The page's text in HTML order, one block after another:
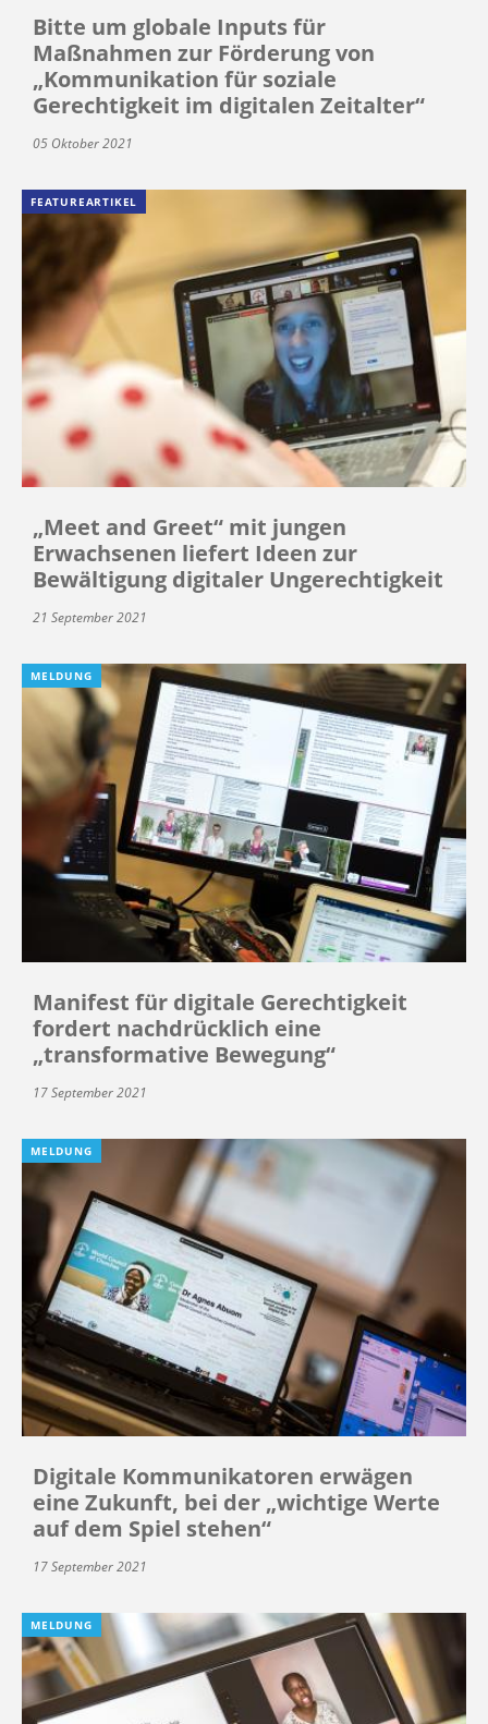
Bitte um globale Inputs für
Maßnahmen zur Förderung von
„Kommunikation für soziale
Gerechtigkeit im digitalen Zeitalter“
05 Oktober 2021
FEATUREARTIKEL
„Meet and Greet“ mit jungen
Erwachsenen liefert Ideen zur
Bewältigung digitaler Ungerechtigkeit
21 September 2021
MELDUNG
Manifest für digitale Gerechtigkeit
fordert nachdrücklich eine
„transformative Bewegung“
17 September 2021
MELDUNG
Digitale Kommunikatoren erwägen
eine Zukunft, bei der „wichtige Werte
auf dem Spiel stehen“
17 September 2021
MELDUNG